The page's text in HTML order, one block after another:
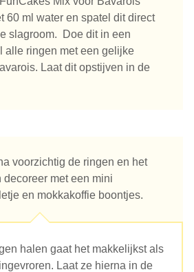
60 ml water en spatel dit direct
slagroom. Doe dit in een
alle ringen met een gelijke
Laat dit opstijven in de
voorzichtig de ringen en het
decoreer met een mini
en mokkakoffie boontjes.
halen gaat het makkelijkst als
Laat ze hierna in de